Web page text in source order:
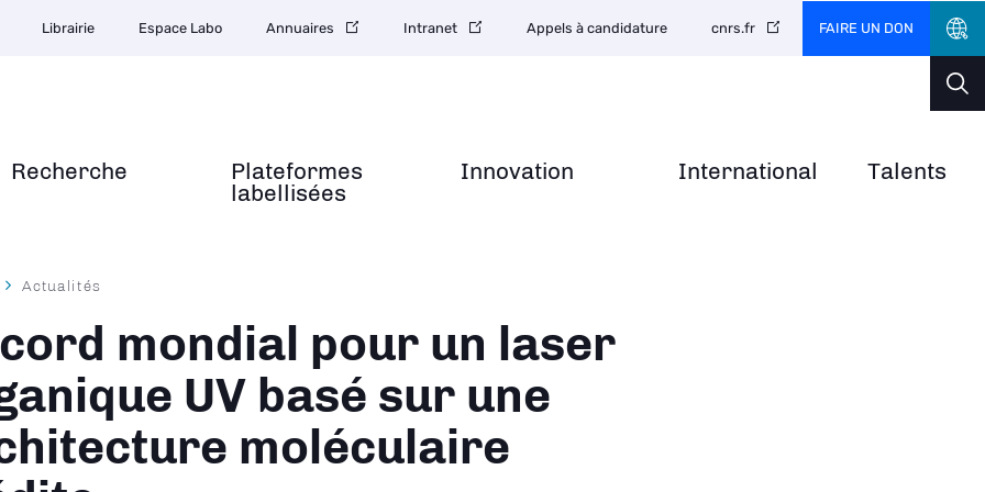
Recherche
Plateformes
labellisées
Innovation International Talents
Librairie Espace Labo Annuaires Intranet Appels à candidature cnrs.fr FAIRE UN DON
Actualités
mondial pour un laser
UV basé sur une
moléculaire